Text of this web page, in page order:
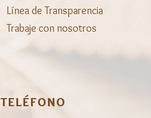
Línea de Transparencia
Trabaje con nosotros
TELÉFONO